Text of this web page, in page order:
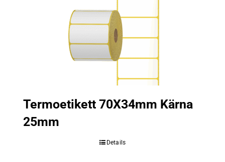
Termoetikett 70X34mm Kärna
25mm
Details